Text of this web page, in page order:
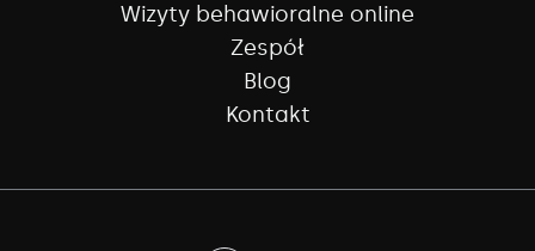
Wizyty behawioralne online
Zespół
Blog
Kontakt